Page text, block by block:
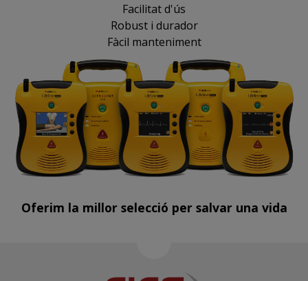
Facilitat d'ús
Robust i durador
Fàcil manteniment
Oferim la millor selecció per salvar una vida